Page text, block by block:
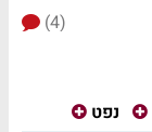
(4)
נפט